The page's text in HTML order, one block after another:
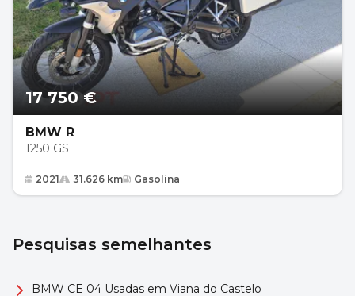
17 750 €
BMW R
1250 GS
2021 31.626 km Gasolina
Pesquisas semelhantes
BMW CE 04 Usadas em Viana do Castelo